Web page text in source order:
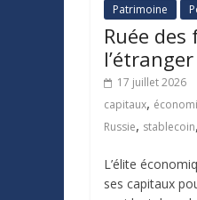
Patrimoine
Ruée
l’étranger
17 juillet 2026
capitaux,
Russie, stablecoin,
L’élite
ses capitaux